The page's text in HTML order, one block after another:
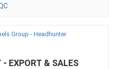
Group - Headhunter
- EXPORT & SALES